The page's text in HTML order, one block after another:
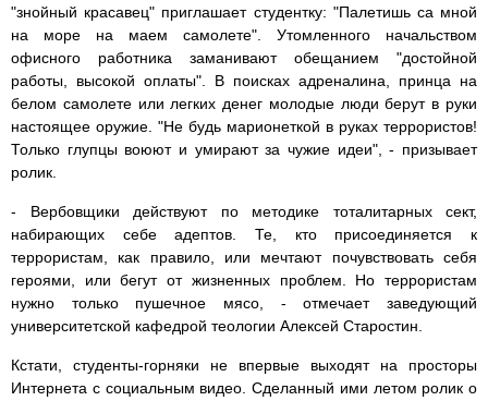
"знойный красавец" приглашает студентку: "Палетишь са мной
на море на маем самолете". Утомленного начальством
офисного работника заманивают обещанием "достойной
работы, высокой оплаты". В поисках адреналина, принца на
белом самолете или легких денег молодые люди берут в руки
настоящее оружие. "Не будь марионеткой в руках террористов!
Только глупцы воюют и умирают за чужие идеи", - призывает
ролик.
- Вербовщики действуют по методике тоталитарных сект,
набирающих себе адептов. Те, кто присоединяется к
террористам, как правило, или мечтают почувствовать себя
героями, или бегут от жизненных проблем. Но террористам
нужно только пушечное мясо, - отмечает заведующий
университетской кафедрой теологии Алексей Старостин.
Кстати, студенты-горняки не впервые выходят на просторы
Интернета с социальным видео. Сделанный ими летом ролик о